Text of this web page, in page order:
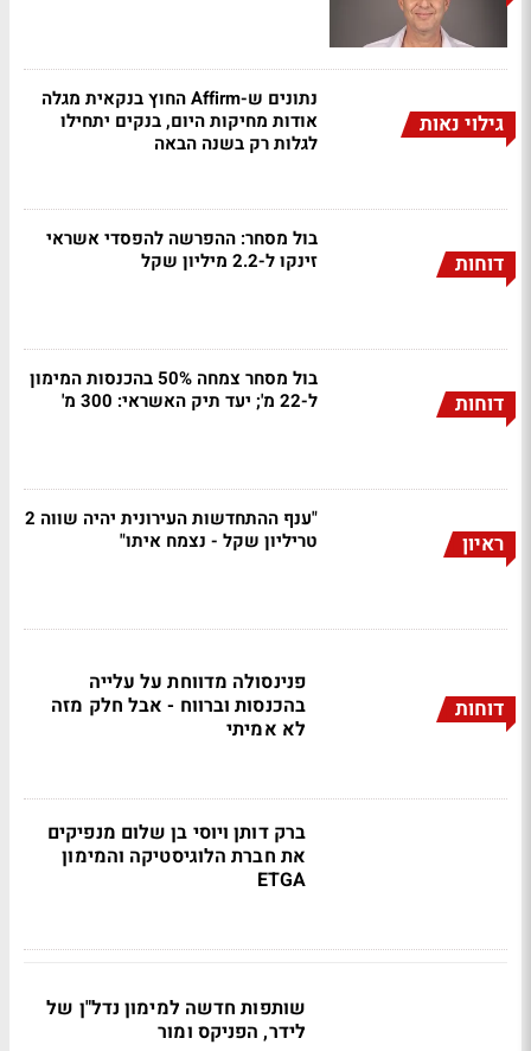
גילוי נאות
נתונים ש-Affirm החוץ בנקאית מגלה
אודות מחיקות היום, בנקים יתחילו
לגלות רק בשנה הבאה
דוחות
בול מסחר: ההפרשה להפסדי אשראי
זינקו ל-2.2 מיליון שקל
דוחות
בול מסחר צמחה 50% בהכנסות המימון
ל-22 מ'; יעד תיק האשראי: 300 מ'
ראיון
"ענף ההתחדשות העירונית יהיה שווה 2
טריליון שקל - נצמח איתו"
דוחות
פנינסולה מדווחת על עלייה
בהכנסות וברווח - אבל חלק מזה
לא אמיתי
ברק דותן ויוסי בן שלום מנפיקים
את חברת הלוגיסטיקה והמימון
ETGA
שותפות חדשה למימון נדל"ן של
לידר, הפניקס ומור